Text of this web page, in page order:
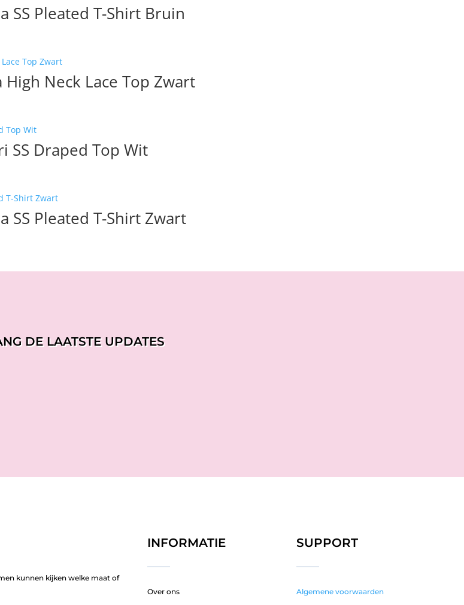
SS Pleated T-Shirt Bruin
Neck Lace Top Zwart
SS Draped Top Wit
SS Pleated T-Shirt Zwart
DE LAATSTE UPDATES
kunnen kijken welke maat of
INFORMATIE
Over ons
SUPPORT
Algemene voorwaarden